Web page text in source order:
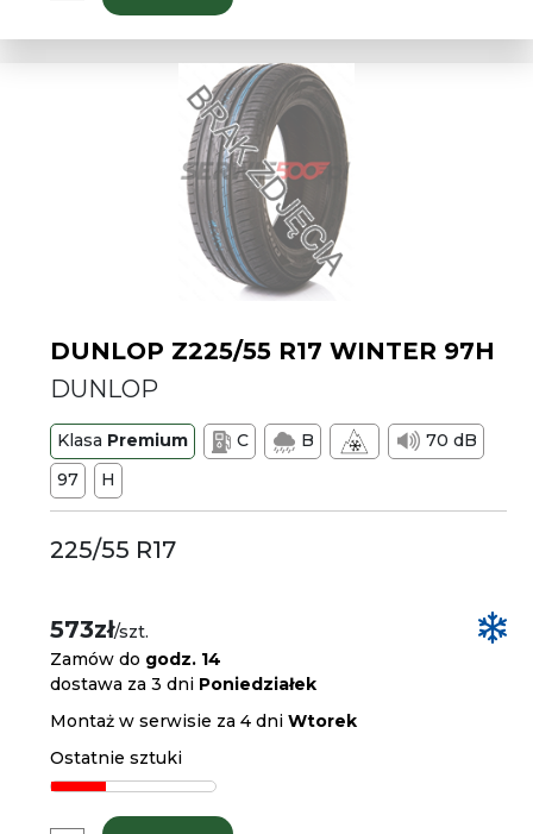
DUNLOP Z225/55 R17 WINTER 97H
DUNLOP
Klasa Premium C B
70 dB
97
H
225/55 R17
573zł/szt.
Zamów do godz. 14
dostawa za 3 dni Poniedziałek
Montaż w serwisie za 4 dniWtorek
Ostatnie sztuki